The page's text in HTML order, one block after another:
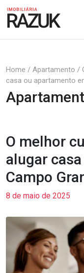
Home / Apartamento /
casa ou apartamento
O melhor
alugar
Campo
8 de maio de 2025